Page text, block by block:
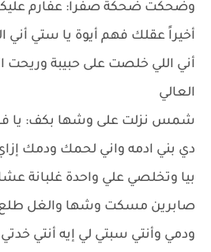
وضحكت ضحكة صفرا: عفارم
أخيراً عقلك فهم أيوة يا ستي أني
أني اللي خلصت على حبيبة وريحت
العالي
شمس نزلت على وشها بكف: يا
دي بني ادمه واني لحمك ودمك
بيا وتخلصي علي واحدة غلبانة
صابرين مسكت وشها والغل طلع
ودمي وأنتي سبتي لي إيه أنتي